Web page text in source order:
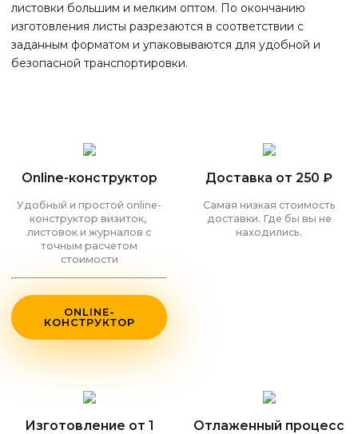
листовки большим и мелким оптом. По окончанию
изготовления листы разрезаются в соответствии с
заданным форматом и упаковываются для удобной и
безопасной транспортировки.
Online-конструктор
Удобный и простой online-
конструктор визиток,
листовок и журналов с
точным расчетом
стоимости
ONLINE-
КОНСТРУКТОР
Доставка от 250 ₽
Самая низкая стоимость
доставки. Где бы вы не
находились.
Изготовление от 1
Отлаженный процесс